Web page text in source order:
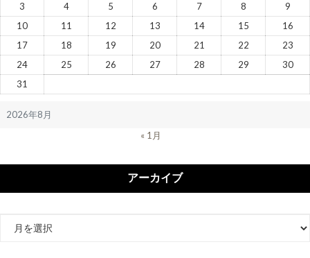
2026年8月
3
4 5 6 7 8
9
10
11 12 13 14 15
16
17
18 19 20 21 22
23
24
25 26 27 28 29
30
31
« 1月
アーカイブ